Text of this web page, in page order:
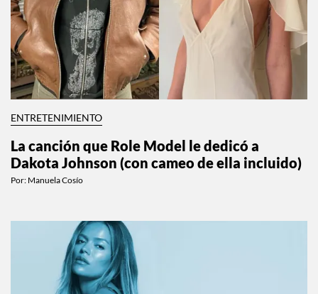
ENTRETENIMIENTO
La canción que Role Model le dedicó a
Dakota Johnson (con cameo de ella incluido)
Por: Manuela Cosío